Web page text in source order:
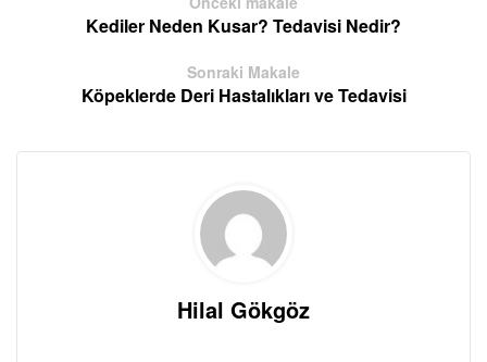
Kediler Neden Kusar? Tedavisi Nedir?
Sonraki Makale
Köpeklerde Deri Hastalıkları ve Tedavisi
Hilal Gökgöz